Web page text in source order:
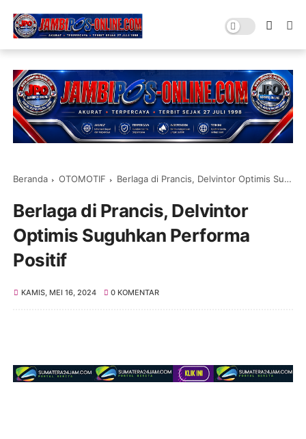
Beranda OTOMOTIF Berlaga di Prancis, Delvintor Optimis Suguhkan Performa Positif
Berlaga di Prancis, Delvintor
Optimis Suguhkan Performa
Positif
KAMIS, MEI 16, 2024 0 KOMENTAR